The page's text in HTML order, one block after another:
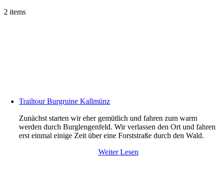
2 items
Trailtour Burgruine Kallmünz
Zunächst starten wir eher gemütlich und fahren zum warm
werden durch Burglengenfeld. Wir verlassen den Ort und fahren
erst einmal einige Zeit über eine Forststraße durch den Wald.
Weiter Lesen